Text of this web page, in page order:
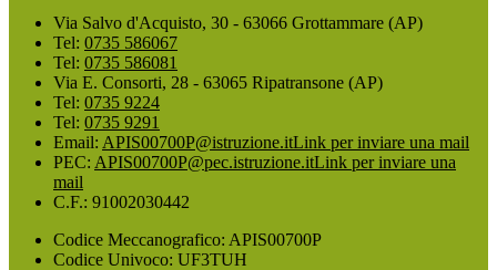
Via Salvo d'Acquisto, 30 - 63066 Grottammare (AP)
Tel: 0735 586067
Tel: 0735 586081
Via E. Consorti, 28 - 63065 Ripatransone (AP)
Tel: 0735 9224
Tel: 0735 9291
Email: APIS00700P@istruzione.itLink per inviare una mail
PEC: APIS00700P@pec.istruzione.itLink per inviare una
mail
C.F.: 91002030442
Codice Meccanografico: APIS00700P
Codice Univoco: UF3TUH